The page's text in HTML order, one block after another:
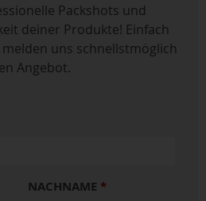
Packshots und
deiner Produkte! Einfach
uns schnellstmöglich
Angebot.
NACHNAME *